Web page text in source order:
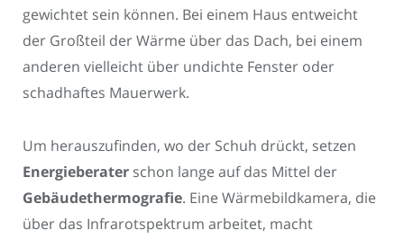
gewichtet sein können. Bei einem Haus entweicht
der Großteil der Wärme über das Dach, bei einem
anderen vielleicht über undichte Fenster oder
schadhaftes Mauerwerk.
Um herauszufinden, wo der Schuh drückt, setzen
Energieberater schon lange auf das Mittel der
Gebäudethermografie. Eine Wärmebildkamera, die
über das Infrarotspektrum arbeitet, macht